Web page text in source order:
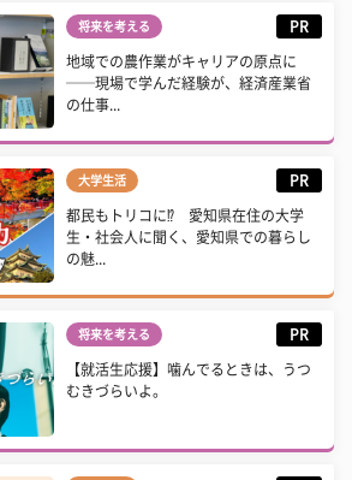
将来を考える PR
地域での農作業がキャリアの原点に
──現場で学んだ経験が、経済産業省
の仕事...
大学生活 PR
都民もトリコに⁉ 愛知県在住の大学
生・社会人に聞く、愛知県での暮らし
の魅...
将来を考える PR
【就活生応援】噛んでるときは、うつ
むきづらいよ。